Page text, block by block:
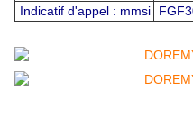
Indicatif d'appel : mmsi